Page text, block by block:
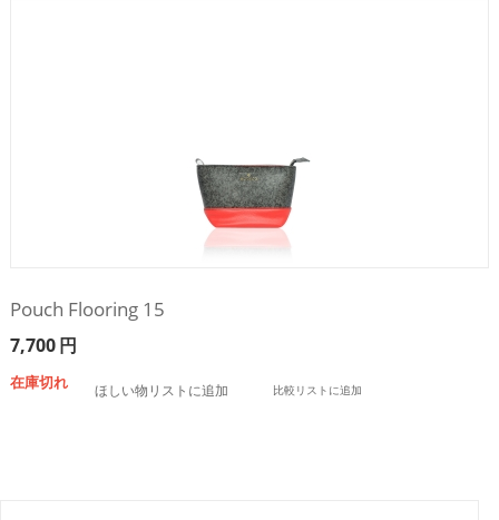
Pouch Flooring 15
7,700円
在庫切れ ほしい物リストに追加 比較リストに追加